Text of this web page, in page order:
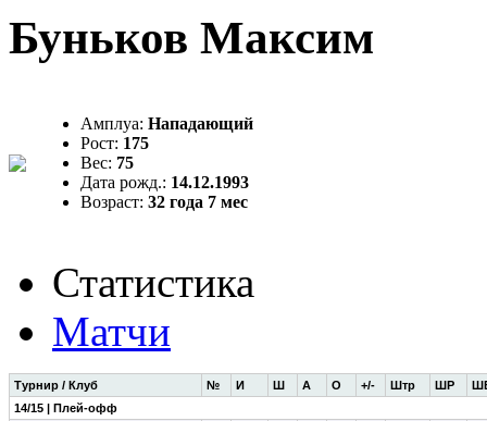
Буньков Максим
Амплуа: Нападающий
Рост: 175
Вес: 75
Дата рожд.: 14.12.1993
Возраст: 32 года 7 мес
Статистика
Матчи
Турнир / Клуб № И Ш А О +/- Штр ШР
14/15 | Плей-офф